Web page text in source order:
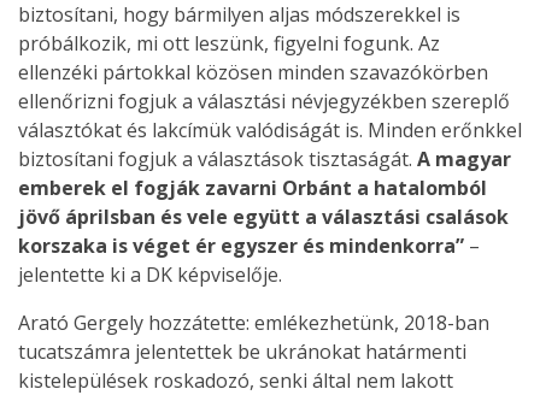
biztosítani, hogy bármilyen aljas módszerekkel is
próbálkozik, mi ott leszünk, figyelni fogunk. Az
ellenzéki pártokkal közösen minden szavazókörben
ellenőrizni fogjuk a választási névjegyzékben szereplő
választókat és lakcímük valódiságát is. Minden erőnkkel
biztosítani fogjuk a választások tisztaságát. A magyar
emberek el fogják zavarni Orbánt a hatalomból
jövő áprilsban és vele együtt a választási csalások
korszaka is véget ér egyszer és mindenkorra” –
jelentette ki a DK képviselője.
Arató Gergely hozzátette: emlékezhetünk, 2018-ban
tucatszámra jelentettek be ukránokat határmenti
kistelepülések roskadozó, senki által nem lakott